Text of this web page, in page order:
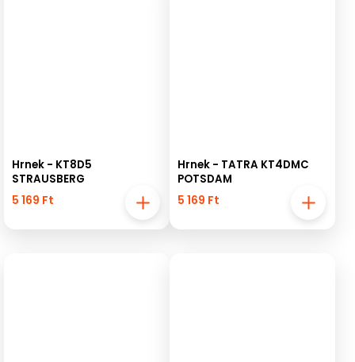
Hrnek - KT8D5
STRAUSBERG
5 169 Ft
Hrnek - TATRA KT4DMC
POTSDAM
5 169 Ft